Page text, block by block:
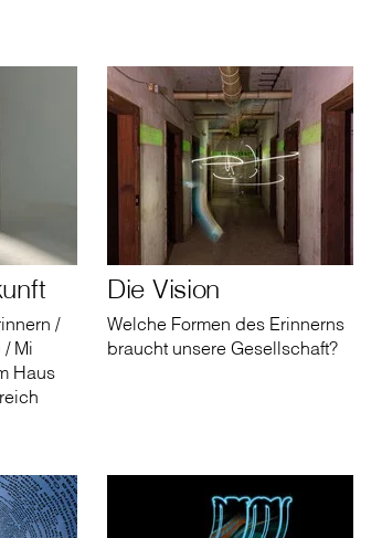
/
Mi
Haus
Die Vision
Welche Formen des Erinnerns
braucht unsere Gesellschaft?